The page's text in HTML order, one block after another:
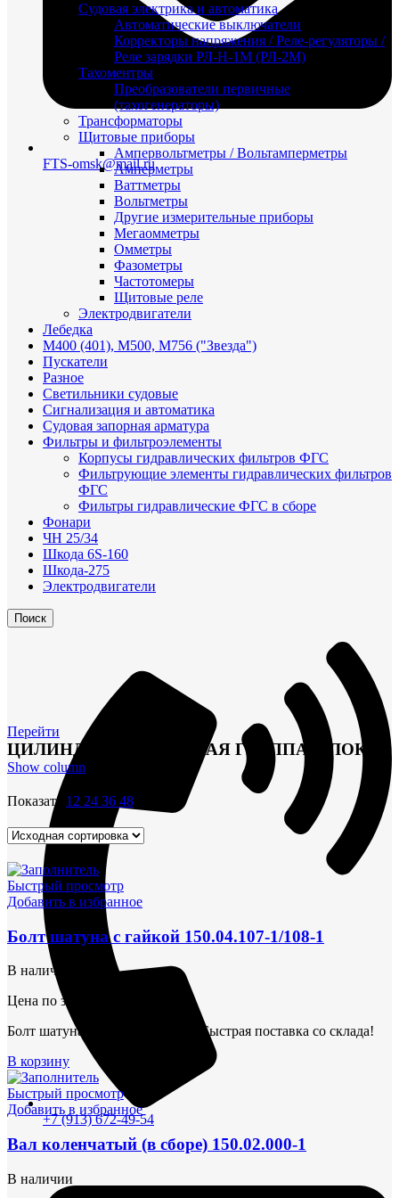
FTS-omsk@mail.ru
Судовая электрика и автоматика
Автоматические выключатели
Корректоры напряжения / Реле-регуляторы /
Реле зарядки РЛ-Н-1М (РЛ-2М)
Тахоментры
Преобразователи первичные
(тахогенераторы)
Трансформаторы
Щитовые приборы
Ампервольтметры / Вольтамперметры
Амперметры
Ваттметры
Вольтметры
Другие измерительные приборы
Мегаомметры
Омметры
Фазометры
Частотомеры
Щитовые реле
Электродвигатели
Лебедка
М400 (401), М500, М756 ("Звезда")
Пускатели
Разное
Светильники судовые
Сигнализация и автоматика
Судовая запорная арматура
Фильтры и фильтроэлементы
Корпусы гидравлических фильтров ФГС
Фильтрующие элементы гидравлических фильтров
ФГС
Фильтры гидравлические ФГС в сборе
Фонари
ЧН 25/34
Шкода 6S-160
Шкода-275
Электродвигатели
Поиск
+7 (913) 672-49-54
Перейти
ЦИЛИНДРО-ПОРШНЕВАЯ ГРУППА, БЛОК
Show column
Показать 12 24 36 48
Быстрый просмотр
Добавить в избранное
Болт шатуна с гайкой 150.04.107-1/108-1
В наличии
Цена по запросу
Болт шатуна с гайкой 6Ч 12/14. Быстрая поставка со склада!
В корзину
Быстрый просмотр
Добавить в избранное
Вал коленчатый (в сборе) 150.02.000-1
В наличии